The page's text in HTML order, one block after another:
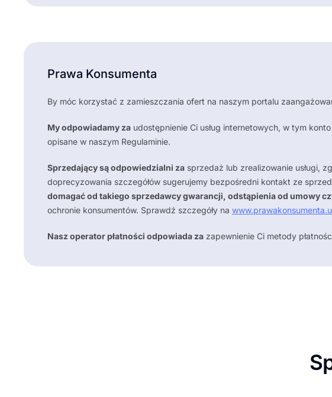
Prawa Konsumenta
By móc korzystać z zamieszczania ofert na naszym portalu
My odpowiadamy za udostępnienie Ci usług internetowych, w tym
opisane w naszym Regulaminie.
Sprzedający są odpowiedzialni za sprzedaż lub zrealizowanie usługi,
doprecyzowania szczegółów sugerujemy bezpośredni kontakt ze
domagać od takiego sprzedawcy gwarancji, odstąpienia od umowy
ochronie konsumentów. Sprawdź szczegóły na
Nasz operator płatności odpowiada za zapewnienie Ci metody